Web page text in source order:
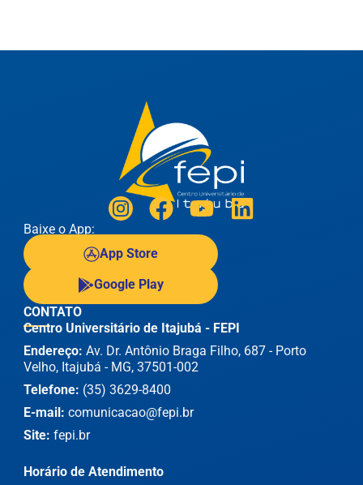
Baixe o App:
App Store
Google Play
CONTATO
Centro Universitário de Itajubá - FEPI
Endereço: Av. Dr. Antônio Braga Filho, 687 - Porto
Velho, Itajubá - MG, 37501-002
Telefone: (35) 3629-8400
E-mail: comunicacao@fepi.br
Site: fepi.br
Horário de Atendimento